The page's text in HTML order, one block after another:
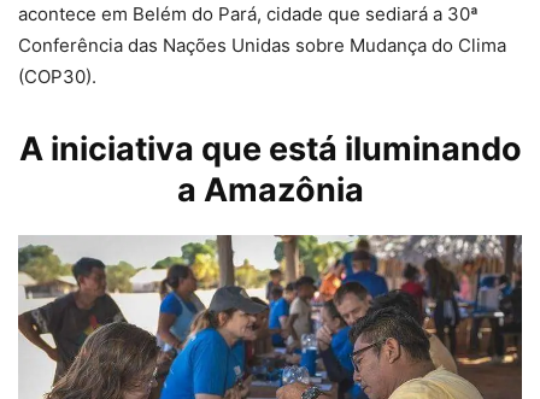
acontece em Belém do Pará, cidade que sediará a 30ª
Conferência das Nações Unidas sobre Mudança do Clima
(COP30).
A iniciativa que está iluminando
a Amazônia